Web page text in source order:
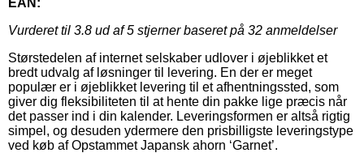
Vurderet til 3.8 ud af 5 stjerner baseret på 32 anmeldelser
Størstedelen af internet selskaber udlover i øjeblikket et
bredt udvalg af løsninger til levering. En der er meget
populær er i øjeblikket levering til et afhentningssted, som
giver dig fleksibiliteten til at hente din pakke lige præcis når
det passer ind i din kalender. Leveringsformen er altså rigtig
simpel, og desuden ydermere den prisbilligste leveringstype
ved køb af Opstammet Japansk ahorn ‘Garnet’.